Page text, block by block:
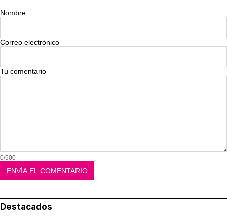
Nombre
Correo electrónico
Tu comentario
0/500
Destacados